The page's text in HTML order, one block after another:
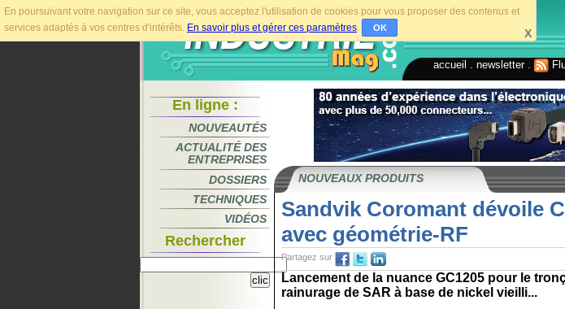
En poursuivant votre navigation sur ce site, vous acceptez l'utilisation de cookies pour vous proposer des contenus et
services adaptés à vos centres d'intérêts. En savoir plus et gérer ces paramètres. OK X
accueil newsletter.
En ligne :
NOUVEAUTÉS
ACTUALITÉ DES
ENTREPRISES
DOSSIERS
TECHNIQUES
VIDÉOS
Rechercher
NOUVEAUX PRODUITS
Sandvik Coromant dévoile
avec géométrie-RF
Partagez sur
Lancement de la nuance GC1205 pour le
rainurage de SAR à base de nickel vieilli...